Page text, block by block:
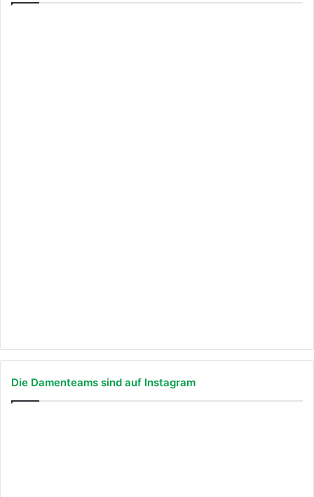
Die Damenteams sind auf Instagram